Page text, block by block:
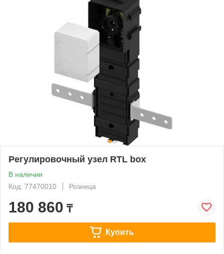
Регулировочный узел RTL box
В наличии
Код: 77470010
Розница
180 860 ₸
Купить